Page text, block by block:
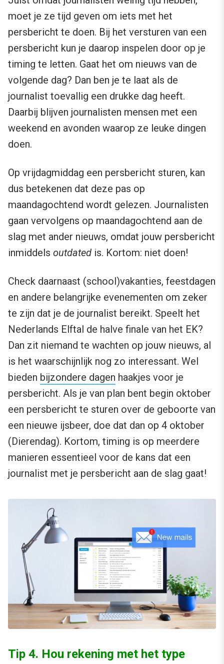
moet je ze tijd geven om iets met het
persbericht te doen. Bij het versturen van een
persbericht kun je daarop inspelen door op je
timing te letten. Gaat het om nieuws van de
volgende dag? Dan ben je te laat als de
journalist toevallig een drukke dag heeft.
Daarbij blijven journalisten mensen met een
weekend en avonden waarop ze leuke dingen
doen.
Op vrijdagmiddag een persbericht sturen, kan
dus betekenen dat deze pas op
maandagochtend wordt gelezen. Journalisten
gaan vervolgens op maandagochtend aan de
slag met ander nieuws, omdat jouw persbericht
inmiddels outdated is. Kortom: niet doen!
Check daarnaast (school)vakanties, feestdagen
en andere belangrijke evenementen om zeker
te zijn dat je de journalist bereikt. Speelt het
Nederlands Elftal de halve finale van het EK?
Dan zit niemand te wachten op jouw nieuws, al
is het waarschijnlijk nog zo interessant. Wel
bieden bijzondere dagen haakjes voor je
persbericht. Als je van plan bent begin oktober
een persbericht te sturen over de geboorte van
een nieuwe ijsbeer, doe dat dan op 4 oktober
(Dierendag). Kortom, timing is op meerdere
manieren essentieel voor de kans dat een
journalist met je persbericht aan de slag gaat!
Tip 4. Hou rekening met het type